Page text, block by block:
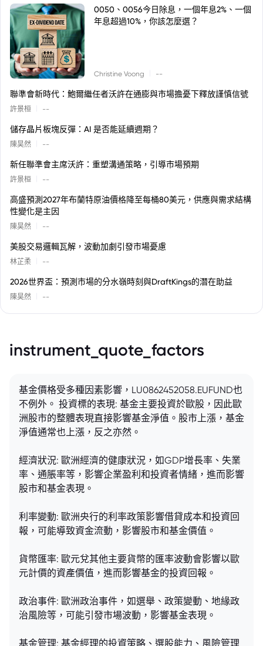
0050、0056今日除息，一個年息2%、一個
年息超過10%，你該怎麼選？
Christine Voong --
聯準會新時代：鮑爾繼任者沃許在通膨與市場擔憂下釋放謹慎信號
許景桓 --
儲存晶片板塊反彈：AI 是否能延續週期？
陳昊然 --
新任聯準會主席沃許：重塑溝通策略，引導市場預期
許景桓 --
高盛預測2027年布蘭特原油價格降至每桶80美元，供應與需求結構
性變化是主因
陳昊然 --
美股交易邏輯瓦解，波動加劇引發市場憂慮
林芷柔 --
2026世界盃：預測市場的分水嶺時刻與DraftKings的潛在助益
陳昊然 --
instrument_quote_factors
基金價格受多種因素影響，LU0862452058.EUFUND也
不例外。 投資標的表現: 基金主要投資於歐股，因此歐
洲股市的整體表現直接影響基金淨值。股市上漲，基金
淨值通常也上漲，反之亦然。
經濟狀況: 歐洲經濟的健康狀況，如GDP增長率、失業
率、通脹率等，影響企業盈利和投資者情緒，進而影響
股市和基金表現。
利率變動: 歐洲央行的利率政策影響借貸成本和投資回
報，可能導致資金流動，影響股市和基金價值。
貨幣匯率: 歐元兌其他主要貨幣的匯率波動會影響以歐
元計價的資產價值，進而影響基金的投資回報。
政治事件: 歐洲政治事件，如選舉、政策變動、地緣政
治風險等，可能引發市場波動，影響基金表現。
基金管理: 基金經理的投資策略、選股能力、風險管理